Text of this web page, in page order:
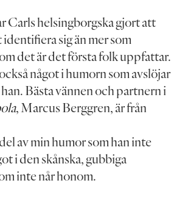
Carls helsingborgska gjort att
sig än mer som
det är det första folk uppfattar.
något i humorn som avslöjar
Bästa vännen och partnern i
, Marcus Berggren, är från
av min humor som han inte
i den skånska, gubbiga
inte når honom.